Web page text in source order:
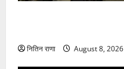
नितिन राणा August 8, 2026